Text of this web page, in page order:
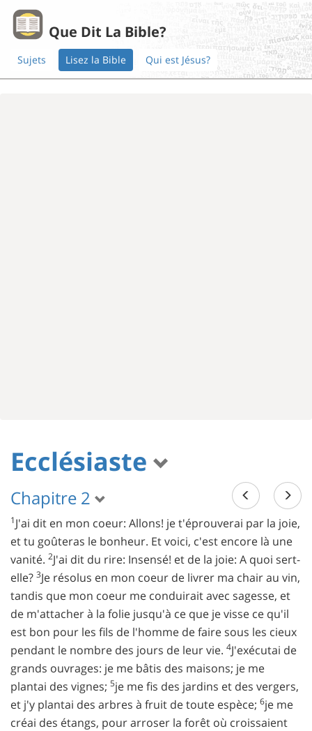
Que Dit La Bible?
Sujets Lisez la Bible Qui est Jésus?
Ecclésiaste
Chapitre 2
1J'ai dit en mon coeur: Allons! je t'éprouverai par la joie,
et tu goûteras le bonheur. Et voici, c'est encore là une
vanité. 2J'ai dit du rire: Insensé! et de la joie: A quoi sert-
elle? 3Je résolus en mon coeur de livrer ma chair au vin,
tandis que mon coeur me conduirait avec sagesse, et
de m'attacher à la folie jusqu'à ce que je visse ce qu'il
est bon pour les fils de l'homme de faire sous les cieux
pendant le nombre des jours de leur vie. 4J'exécutai de
grands ouvrages: je me bâtis des maisons; je me
plantai des vignes; 5je me fis des jardins et des vergers,
et j'y plantai des arbres à fruit de toute espèce; 6je me
créai des étangs, pour arroser la forêt où croissaient